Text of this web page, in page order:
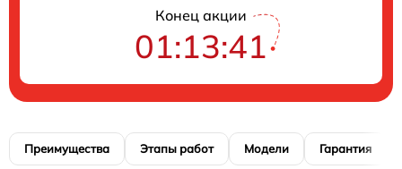
Конец акции
01:13:41
Преимущества Этапы работ Модели Гарантия